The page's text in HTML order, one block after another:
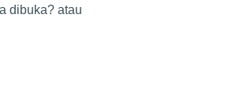
dibuka? atau